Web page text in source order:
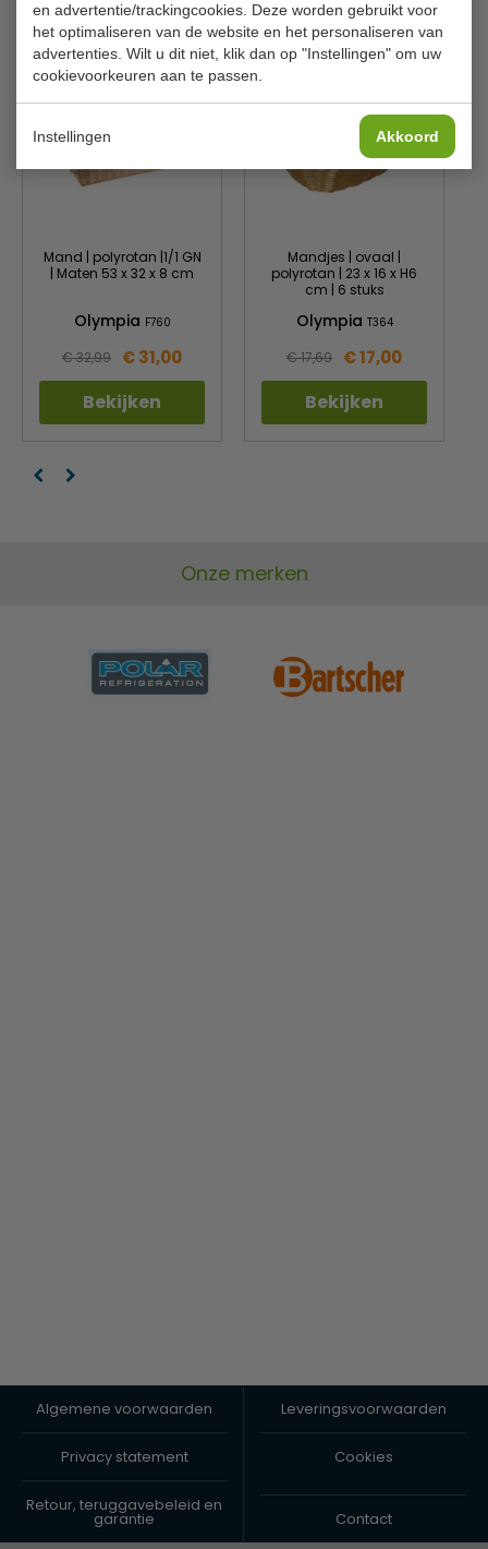
en advertentie/trackingcookies. Deze worden gebruikt voor
het optimaliseren van de website en het personaliseren van
advertenties. Wilt u dit niet, klik dan op "Instellingen" om uw
cookievoorkeuren aan te passen.
Instellingen Akkoord
Is dit iets voor jou?
Mand | polyrotan |1/1 GN
| Maten 53 x 32 x 8 cm
Olympia F760
€ 32,99 € 31,00
Bekijken
Mandjes | ovaal |
polyrotan | 23 x 16 x H6
cm | 6 stuks
Olympia T364
€ 17,69 € 17,00
Bekijken
Onze merken
Algemene voorwaarden Leveringsvoorwaarden
Privacy statement Cookies
Retour, teruggavebeleid en
garantie Contact